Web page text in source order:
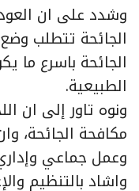
وشدد على ان
الجائحة تتطلب
الجائحة باسرع ما
الطبيعية.
ونوه تاور إلى ان
مكافحة الجائحة،
وعمل جماعي
واشاد بالتنظيم